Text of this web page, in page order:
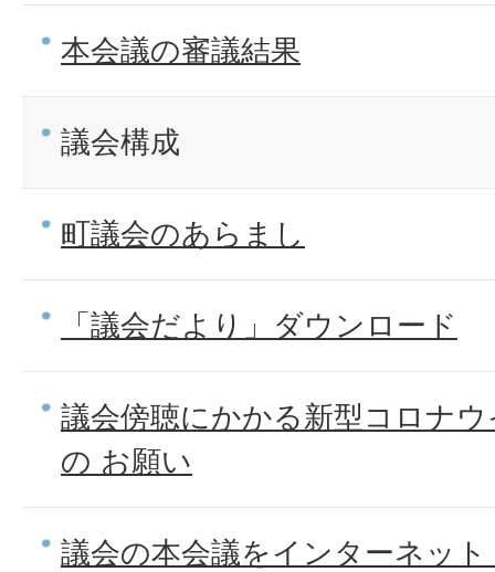
本会議の審議結果
議会構成
町議会のあらまし
「議会だより」ダウンロード
議会傍聴にかかる新型コロナ
の お願い
議会の本会議をインターネッ